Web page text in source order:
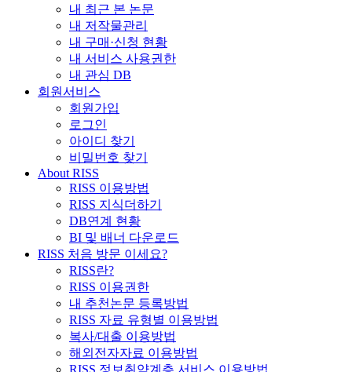
내 최근 본 논문
내 저작물관리
내 구매·신청 현황
내 서비스 사용권한
내 관심 DB
회원서비스
회원가입
로그인
아이디 찾기
비밀번호 찾기
About RISS
RISS 이용방법
RISS 지식더하기
DB연계 현황
BI 및 배너 다운로드
RISS 처음 방문 이세요?
RISS란?
RISS 이용권한
내 추천논문 등록방법
RISS 자료 유형별 이용방법
복사/대출 이용방법
해외전자자료 이용방법
RISS 정보취약계층 서비스 이용방법